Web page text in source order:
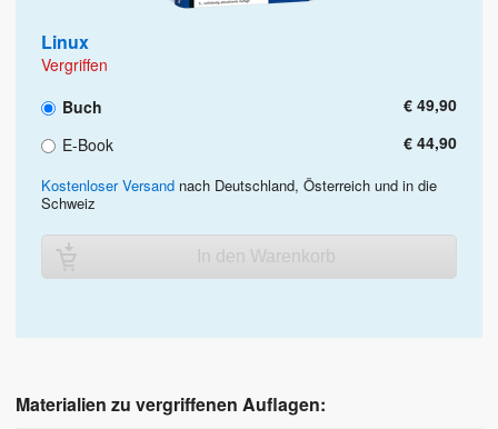
Linux
Vergriffen
Buch
€ 49,90
E-Book
€ 44,90
Kostenloser Versand nach Deutschland, Österreich und in die
Schweiz
In den Warenkorb
Materialien zu vergriffenen Auflagen: